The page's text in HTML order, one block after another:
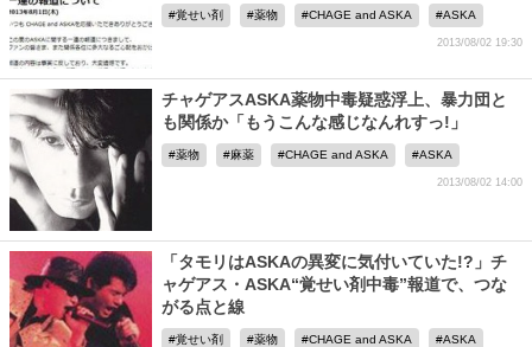
覚せい剤 薬物 CHAGE and ASKA ASKA
2013/08/02 19:30
チャゲアスASKA薬物中毒疑惑浮上、暴力団と
も関係か「もうこんな感じなんれすっ!」
薬物 麻薬 CHAGE and ASKA ASKA
2013/08/02 14:00
「タモリはASKAの異変に気付いていた!?」チ
ャゲアス・ASKA“覚せい剤中毒”報道で、つな
がる点と線
覚せい剤 薬物 CHAGE and ASKA ASKA